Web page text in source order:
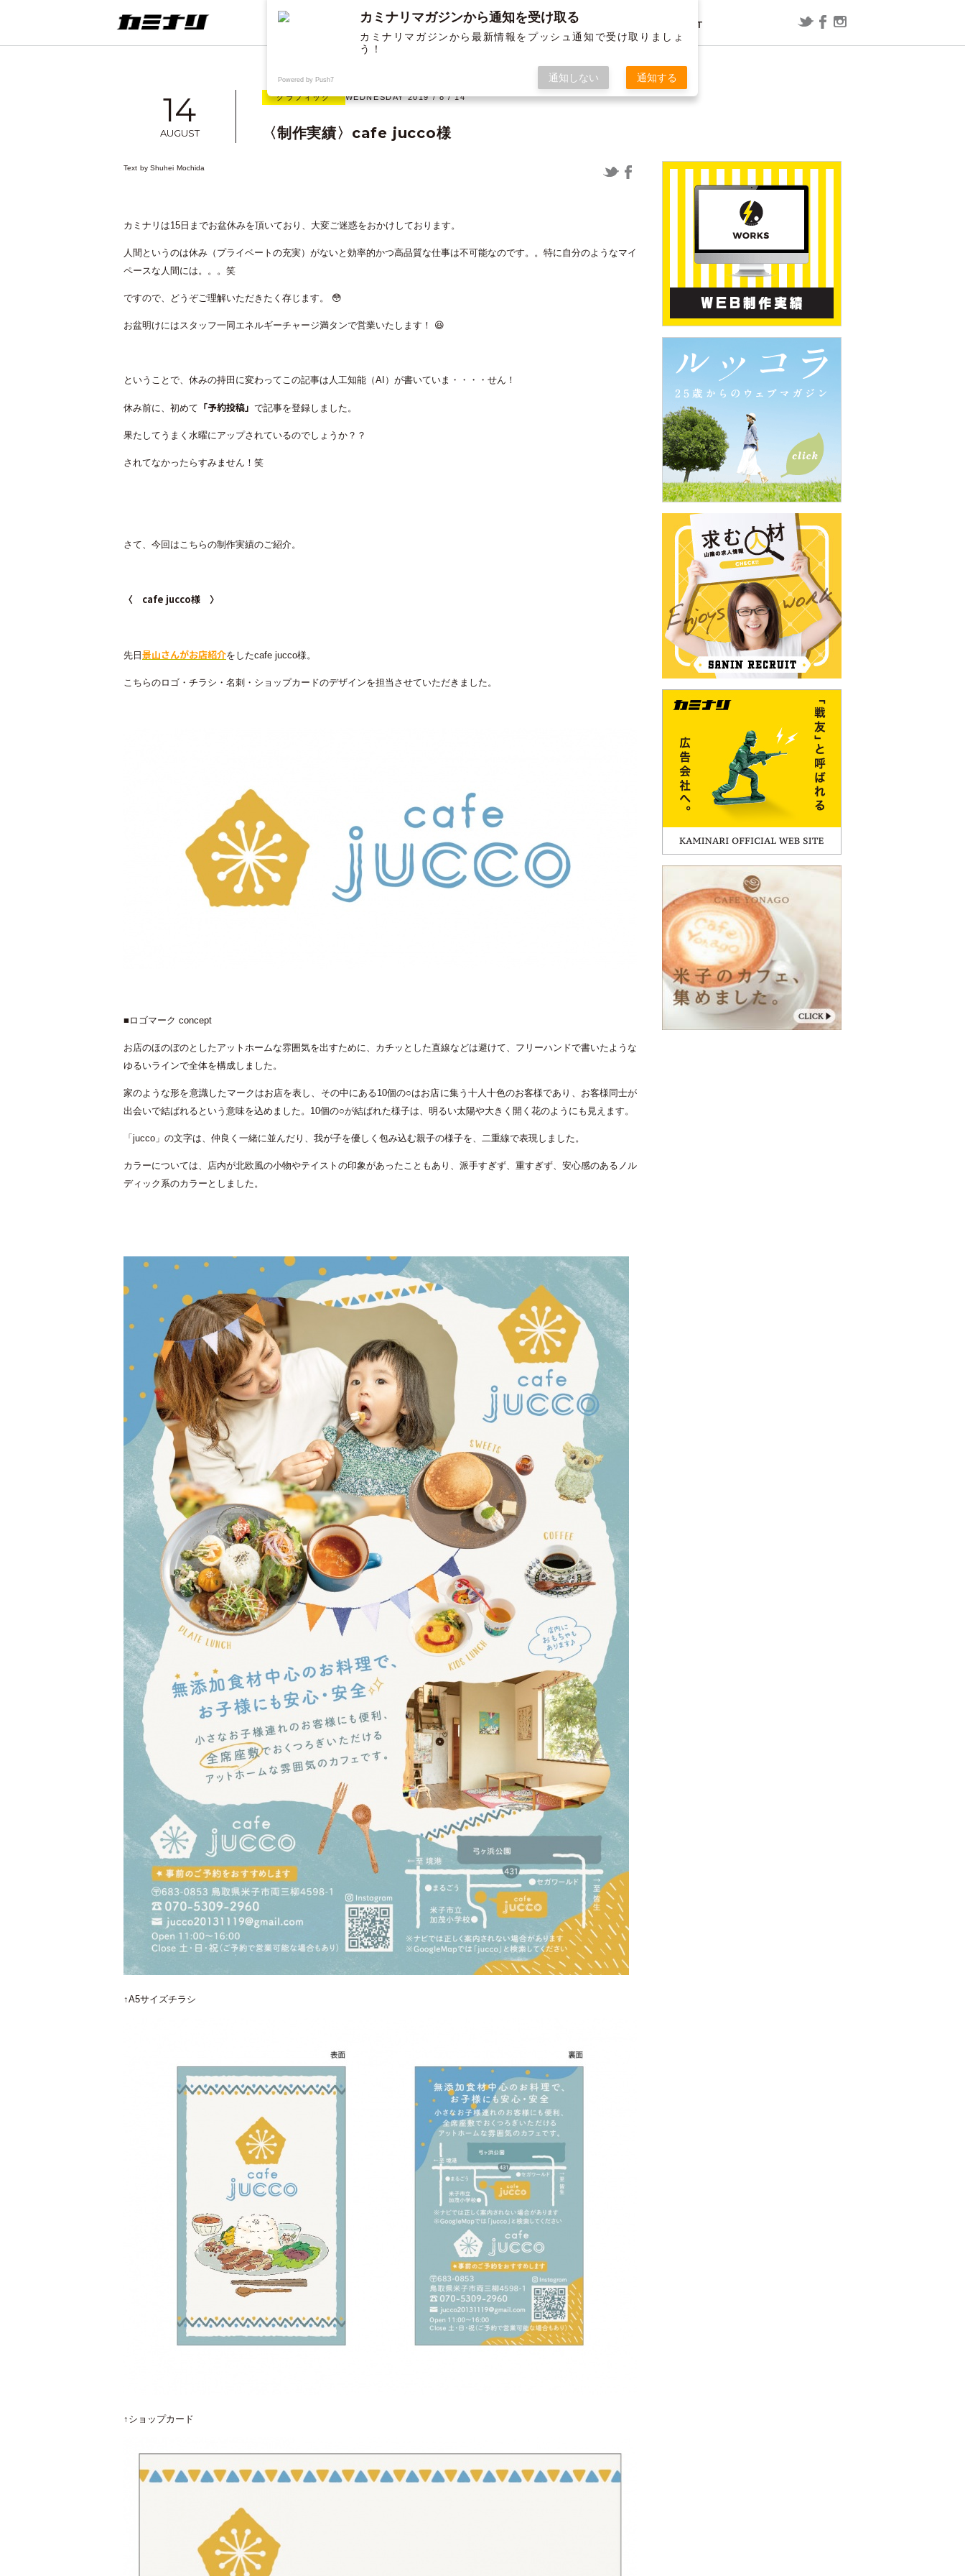
グラフィック
ConoHa WING用WordPressプラグ
インで「セッションの有効期限が切
れました」と表示される場合
映画「スラムダンク」の内容を予想
ABOUT US SERVICE WORKS MEMBER CONTACT
14
AUGUST
グラフィック WEDNESDAY 2019 / 8 / 14
〈制作実績〉cafe jucco様
Text by Shuhei Mochida
カミナリは15 日までお盆休みを頂いており、大変ご迷惑をおかけしております。
人間というのは休み（プライベートの充実）がないと効率的かつ高品質な仕事は不可能なのです。。特に自分のようなマイ
ペースな人間には。。。笑
ですので、どうぞご理解いただきたく存じます。 😳
お盆明けにはスタッフ一同エネルギーチャージ満タンで営業いたします！ 😆
ということで、休みの持田に変わってこの記事は人工知能（AI ）が書いていま・・・・せん！
休み前に、初めて 「予約投稿」 で記事を登録しました。
果たしてうまく水曜にアップされているのでしょうか？？
されてなかったらすみません！笑
さて、今回はこちらの制作実績のご紹介。
〈 cafe jucco様 〉
先日 景山さんがお店紹介をしたcafe jucco様。
こちらのロゴ・チラシ・名刺・ショップカードのデザインを担当させていただきました。
■ ロゴマーク concept
お店のほのぼのとしたアットホームな雰囲気を出すために、カチッとした直線などは避けて、フリーハンドで書いたような
ゆるいラインで全体を構成しました。
家のような形を意識したマークはお店を表し、その中にある10個の○はお店に集う十人十色のお客様であり、お客様同士が
出会いで結ばれるという意味を込めました。 10個の○が結ばれた様子は、明るい太陽や大きく開く花のようにも見えます。
「 jucco 」の文字は、仲良く一緒に並んだり、我が子を優しく包み込む親子の様子を、二重線で表現しました。
カラーについては、店内が北欧風の小物やテイストの印象があったこともあり、派手すぎず、重すぎず、安心感のあるノル
ディック系のカラーとしました。
↑A5サイズチラシ
↑ショップカード
カミナリマガジンから通知を受け取る
カミナリマガジンから最新情報をプッシュ通知で受け取りましょ
う！
Powered by Push7 通知しない 通知する